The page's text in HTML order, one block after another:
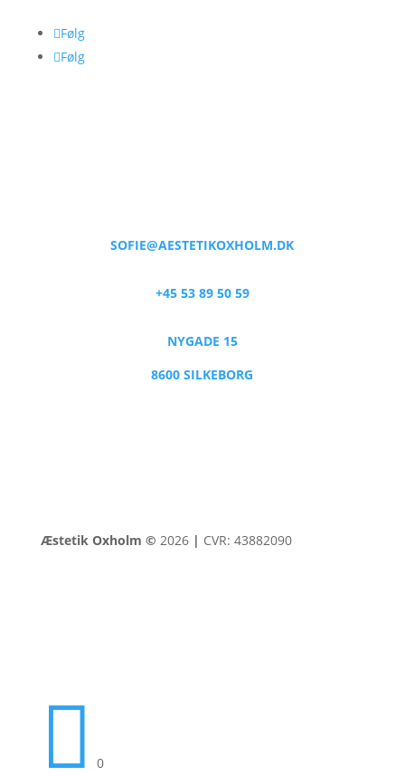
Følg
Følg
SOFIE@AESTETIKOXHOLM.DK
+45 53 89 50 59
NYGADE 15
8600 SILKEBORG
Æstetik Oxholm © 2026| CVR: 43882090
 0